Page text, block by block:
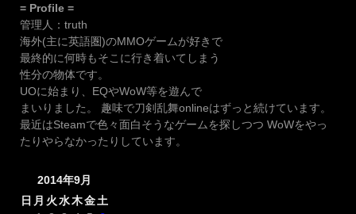
= Profile =
管理人：truth
海外(主に英語圏)のMMOゲームが好きで
最終的に何時もそこに行き着いてしまう
性分の物体です。
UOに始まり、EQやWoW等を遊んで
まいりました。 趣味で刀剣乱舞onlineはずっと続けています。
最近はSteamで色々面白そうなゲームを探しつつ WoWをやっ
たりやらなかったりしています。
2014年9月
日 月 火水木金土